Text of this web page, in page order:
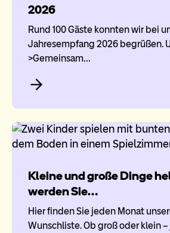
2026
Rund 100 Gäste konnten wir bei
Jahresempfang 2026 begrüßen.
>Gemeinsam…
Kleine und große Dinge
werden Sie…
Hier finden Sie jeden Monat
Wunschliste. Ob groß oder klein